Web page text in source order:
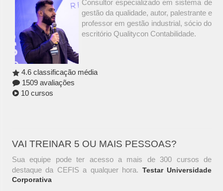
Consultor especializado em sistema de
gestão da qualidade, autor, palestrante e
professor em gestão industrial, sócio do
escritório Qualitycon Contabilidade.
4.6 classificação média
1509 avaliações
10 cursos
VAI TREINAR 5 OU MAIS PESSOAS?
Sua equipe pode ter acesso a mais de 300 cursos de
destaque da CEFIS a qualquer hora. Testar Universidade
Corporativa